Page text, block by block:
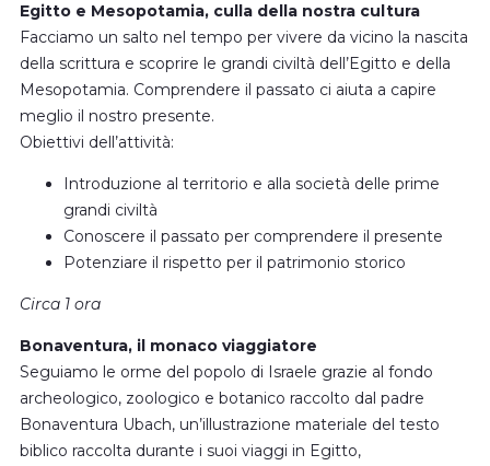
Egitto e Mesopotamia, culla della nostra cultura
Facciamo un salto nel tempo per vivere da vicino la nascita
della scrittura e scoprire le grandi civiltà dell’Egitto e della
Mesopotamia. Comprendere il passato ci aiuta a capire
meglio il nostro presente.
Obiettivi dell’attività:
Introduzione al territorio e alla società delle prime
grandi civiltà
Conoscere il passato per comprendere il presente
Potenziare il rispetto per il patrimonio storico
Circa 1 ora
Bonaventura, il monaco viaggiatore
Seguiamo le orme del popolo di Israele grazie al fondo
archeologico, zoologico e botanico raccolto dal padre
Bonaventura Ubach, un’illustrazione materiale del testo
biblico raccolta durante i suoi viaggi in Egitto,